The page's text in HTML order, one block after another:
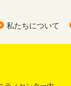
私たちについて